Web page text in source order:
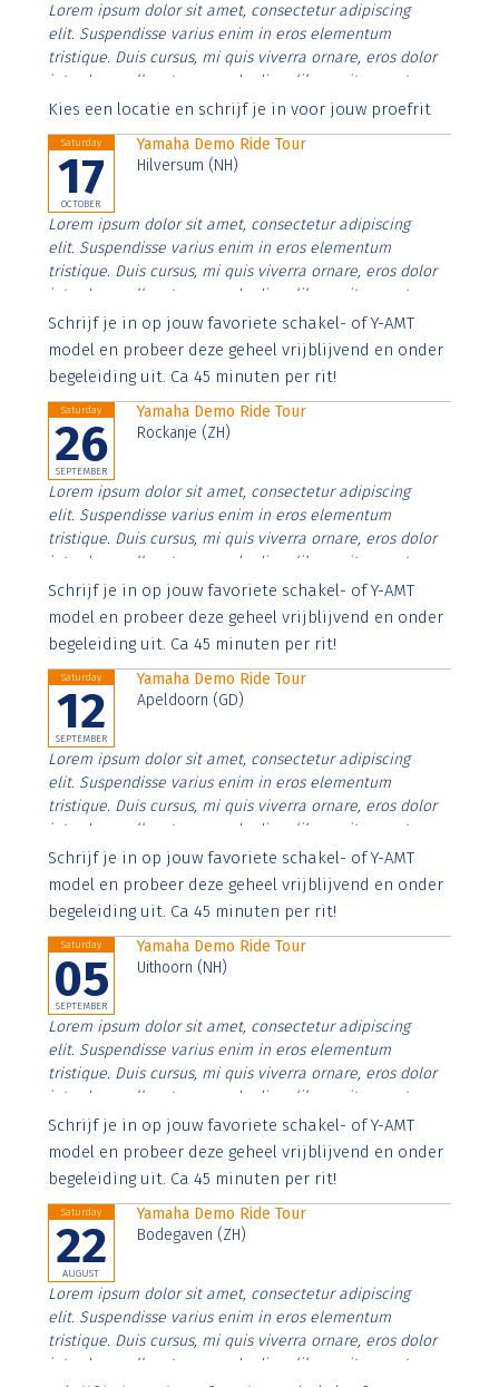
Lorem ipsum dolor sit amet, consectetur adipiscing
elit. Suspendisse varius enim in eros elementum
tristique. Duis cursus, mi quis viverra ornare, eros dolor
interdum nulla, ut commodo diam libero vitae erat.
Aenean faucibus nibh et justo cursus id rutrum lorem
Kies een locatie en schrijf je in voor jouw proefrit
Saturday
17
OCTOBER
Yamaha Demo Ride Tour
Hilversum (NH)
Lorem ipsum dolor sit amet, consectetur adipiscing
elit. Suspendisse varius enim in eros elementum
tristique. Duis cursus, mi quis viverra ornare, eros dolor
interdum nulla, ut commodo diam libero vitae erat.
Aenean faucibus nibh et justo cursus id rutrum lorem
imperdiet. Nunc ut sem vitae risus tristique posuere.
Schrijf je in op jouw favoriete schakel- of Y-AMT
model en probeer deze geheel vrijblijvend en onder
begeleiding uit. Ca 45 minuten per rit!
Saturday
26
SEPTEMBER
Yamaha Demo Ride Tour
Rockanje (ZH)
Lorem ipsum dolor sit amet, consectetur adipiscing
elit. Suspendisse varius enim in eros elementum
tristique. Duis cursus, mi quis viverra ornare, eros dolor
interdum nulla, ut commodo diam libero vitae erat.
Aenean faucibus nibh et justo cursus id rutrum lorem
imperdiet. Nunc ut sem vitae risus tristique posuere.
Schrijf je in op jouw favoriete schakel- of Y-AMT
model en probeer deze geheel vrijblijvend en onder
begeleiding uit. Ca 45 minuten per rit!
Saturday
12
SEPTEMBER
Yamaha Demo Ride Tour
Apeldoorn (GD)
Lorem ipsum dolor sit amet, consectetur adipiscing
elit. Suspendisse varius enim in eros elementum
tristique. Duis cursus, mi quis viverra ornare, eros dolor
interdum nulla, ut commodo diam libero vitae erat.
Aenean faucibus nibh et justo cursus id rutrum lorem
imperdiet. Nunc ut sem vitae risus tristique posuere.
Schrijf je in op jouw favoriete schakel- of Y-AMT
model en probeer deze geheel vrijblijvend en onder
begeleiding uit. Ca 45 minuten per rit!
Saturday
05
SEPTEMBER
Yamaha Demo Ride Tour
Uithoorn (NH)
Lorem ipsum dolor sit amet, consectetur adipiscing
elit. Suspendisse varius enim in eros elementum
tristique. Duis cursus, mi quis viverra ornare, eros dolor
interdum nulla, ut commodo diam libero vitae erat.
Aenean faucibus nibh et justo cursus id rutrum lorem
imperdiet. Nunc ut sem vitae risus tristique posuere.
Schrijf je in op jouw favoriete schakel- of Y-AMT
model en probeer deze geheel vrijblijvend en onder
begeleiding uit. Ca 45 minuten per rit!
Saturday
22
AUGUST
Yamaha Demo Ride Tour
Bodegaven (ZH)
Lorem ipsum dolor sit amet, consectetur adipiscing
elit. Suspendisse varius enim in eros elementum
tristique. Duis cursus, mi quis viverra ornare, eros dolor
interdum nulla, ut commodo diam libero vitae erat.